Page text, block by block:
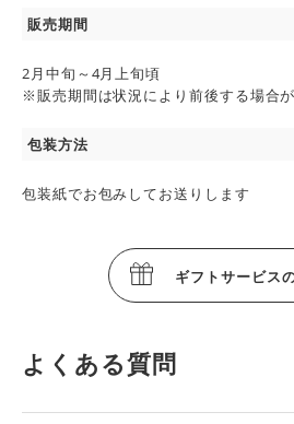
販売期間
2月中旬～4月上旬頃
※販売期間は状況により前後する場合
包装方法
包装紙でお包みしてお送りします
ギフトサービス
よくある質問